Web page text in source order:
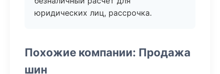
юридических лиц, рассрочка.
Похожие компании: Продажа
шин